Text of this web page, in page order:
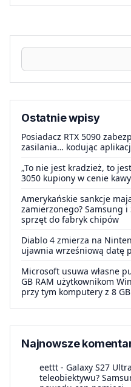
Ostatnie wpisy
Posiadacz RTX 5090
zasilania… kodując
„To nie jest kradzież, to
3050 kupiony w cenie kawy
Amerykańskie sankcje
zamierzonego? Samsung
sprzęt do fabryk chipów
Diablo 4 zmierza na
ujawnia wrześniową datę
Microsoft usuwa własne
GB RAM użytkownikom
przy tym komputery z 8
Najnowsze
eettt - Galaxy S27
teleobiektywu?